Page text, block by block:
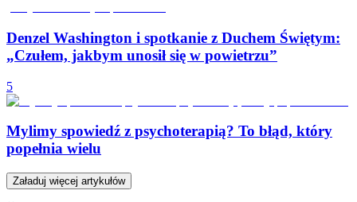
Denzel Washington i spotkanie z Duchem Świętym:
„Czułem, jakbym unosił się w powietrzu”
5
Mylimy spowiedź z psychoterapią? To błąd, który
popełnia wielu
Załaduj więcej artykułów